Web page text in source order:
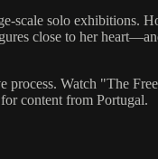
scale solo
close to her
Watch "The
content from Portugal.